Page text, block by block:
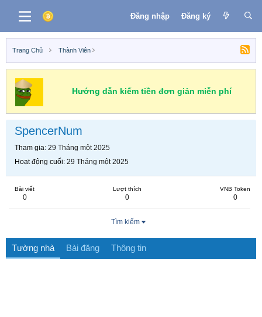
Đăng nhập Đăng ký
Trang Chủ Thành Viên
Hướng dẫn kiếm tiền đơn giản miễn phí
SpencerNum
Tham gia 29 Tháng một 2025
Hoạt động cuối 29 Tháng một 2025
Bài viết
0
Lượt thích
0
VNB Token
0
Tìm kiếm
Tường nhà Bài đăng Thông tin